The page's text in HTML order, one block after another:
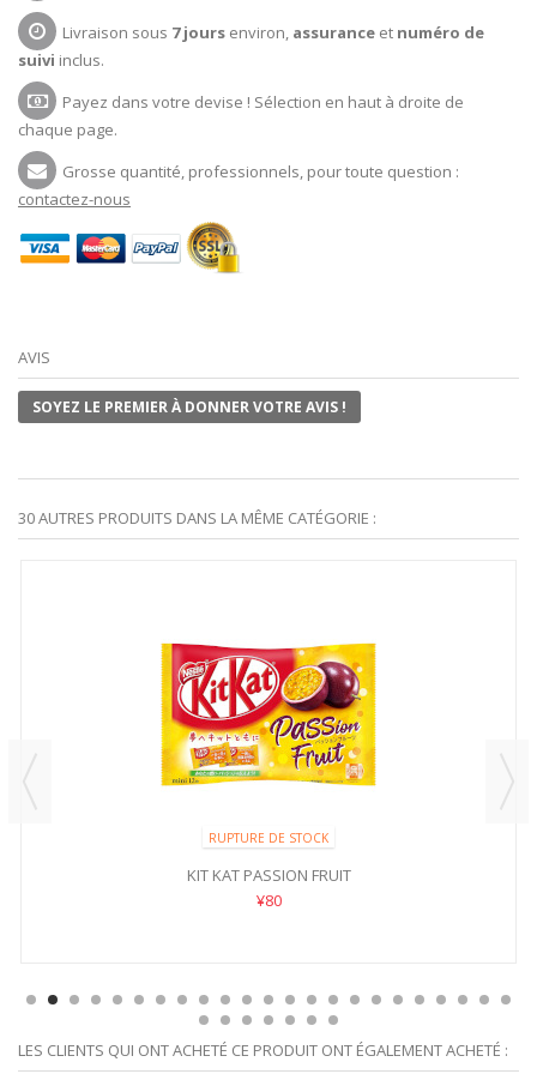
Livraison sous 7 jours environ, assurance et numéro de
suivi inclus.
Payez dans votre devise ! Sélection en haut à droite de
chaque page.
Grosse quantité, professionnels, pour toute question :
contactez-nous
AVIS
SOYEZ LE PREMIER À DONNER VOTRE AVIS !
30 AUTRES PRODUITS DANS LA MÊME CATÉGORIE :
RUPTURE DE STOCK
KIT KAT PASSION FRUIT
¥80
LES CLIENTS QUI ONT ACHETÉ CE PRODUIT ONT ÉGALEMENT ACHETÉ :